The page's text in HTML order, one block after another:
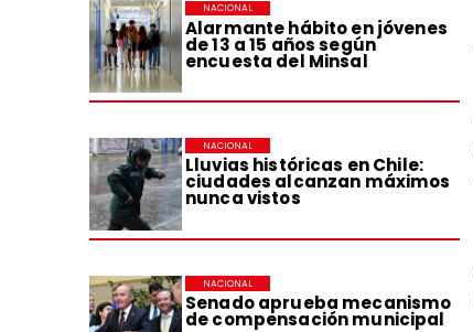
Alarmante hábito en jóvenes
de 13 a 15 años según
encuesta del Minsal
NACIONAL
Lluvias históricas en Chile:
ciudades alcanzan máximos
nunca vistos
NACIONAL
Senado aprueba mecanismo
de compensación municipal
NACIONAL